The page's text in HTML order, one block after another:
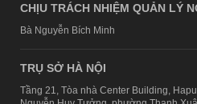
CHỊU TRÁCH NHIỆM QUẢN LÝ
Bà Nguyễn Bích Minh
TRỤ SỞ HÀ NỘI
Tầng 21, Tòa nhà Center Building,